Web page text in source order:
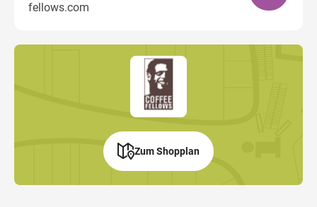
fellows.com
Zum Shopplan